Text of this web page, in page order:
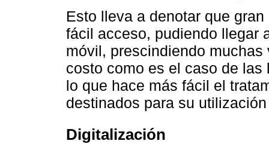
Esto lleva a denotar que
fácil acceso, pudiendo llegar
móvil, prescindiendo
costo como es el caso de
lo que hace más fácil el
destinados para su
Digitalización